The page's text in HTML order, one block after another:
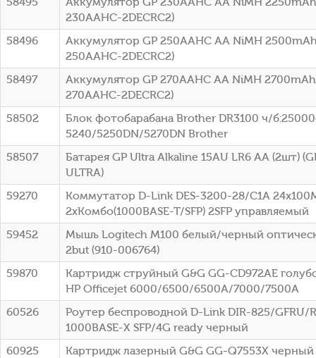
230AAHC-2DECRC2)
58496
Аккумулятор GP 250AAHC AA NiMH
250AAHC-2DECRC2)
58497
Аккумулятор GP 270AAHC AA NiMH
270AAHC-2DECRC2)
58502
Блок фотобарабана Brother DR3100 ч/
5240/5250DN/5270DN Brother
58507
Батарея GP Ultra Alkaline 15AU LR6 AA (2шт)
ULTRA)
59270
Коммутатор D-Link DES-3200-28/C1A
2xКомбо(1000BASE-T/SFP) 2SFP управляемый
59452
Мышь Logitech M100 белый/черный
2but (910-006764)
59870
Картридж струйный G&G GG-CD972AE
HP Officejet 6000/6500/6500A/7000/7500A
60526
Роутер беспроводной D-Link DIR-825/GFRU/
1000BASE-X SFP/4G ready черный
60925
Картридж лазерный G&G GG-Q7553X черный